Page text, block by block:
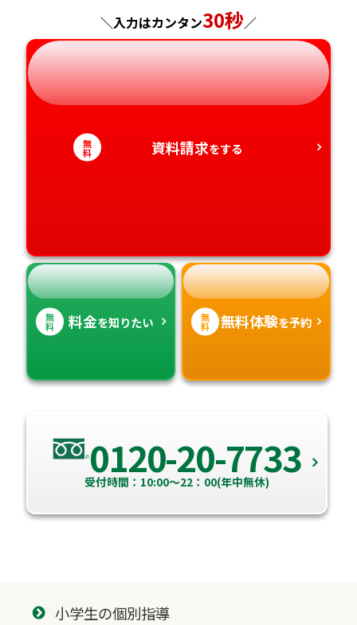
神奈川県
長野県
岐阜県
静岡県
愛知県
兵庫県
奈良県
和歌山県
広島県
山口県
徳島県
香川県
長崎県
熊本県
大分県
宮崎県
＼入力はカンタン30秒／
無
料 資料請求をする
無
料 料金を知りたい 無
料 無料体験を予約
0120-20-7733
受付時間：10:00～22：00(年中無休)
小学生の個別指導